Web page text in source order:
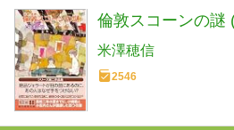
倫敦スコーンの謎
米澤穂信
2546